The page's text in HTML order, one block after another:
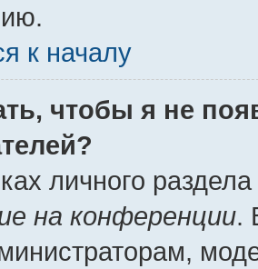
к началу
чтобы я не
личного
на конференции.